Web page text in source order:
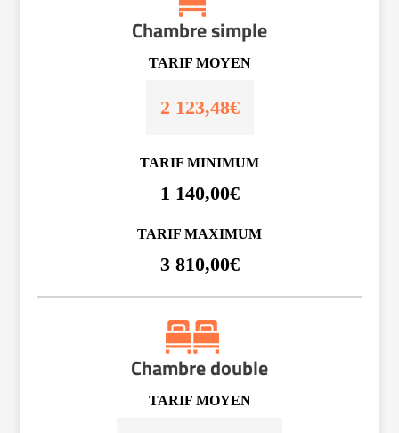
Chambre simple
TARIF MOYEN
2 123,48€
TARIF MINIMUM
1 140,00€
TARIF MAXIMUM
3 810,00€
Chambre double
TARIF MOYEN